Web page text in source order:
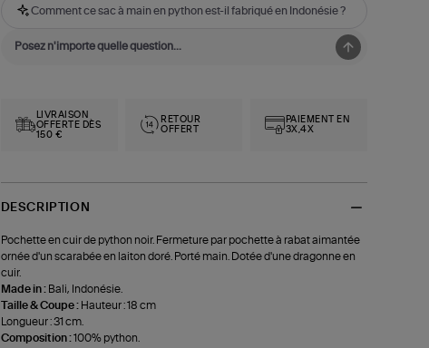
Comment ce sac à main en python est-il fabriqué en Indonésie ?
LIVRAISON
OFFERTE DÈS
150 €
RETOUR
OFFERT
PAIEMENT EN
3X,4X
DESCRIPTION
Pochette en cuir de python noir. Fermeture par pochette à rabat aimantée
ornée d'un scarabée en laiton doré. Porté main. Dotée d'une dragonne en
cuir.
Made in : Bali, Indonésie.
Taille & Coupe : Hauteur : 18 cm
Longueur : 31 cm.
Composition :100% python.